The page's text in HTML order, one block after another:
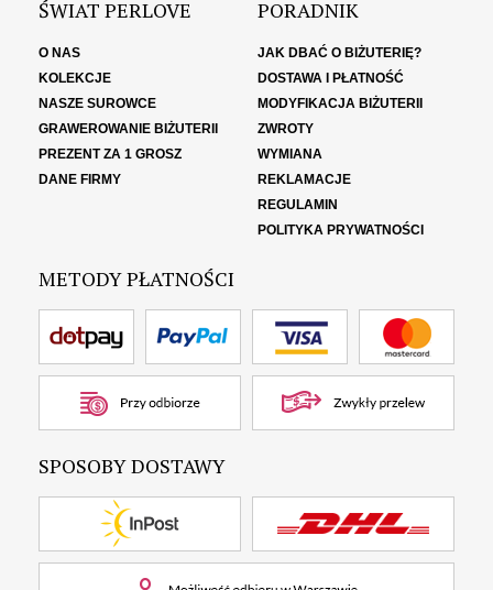
ŚWIAT PERLOVE
O NAS
KOLEKCJE
NASZE SUROWCE
GRAWEROWANIE BIŻUTERII
PREZENT ZA 1 GROSZ
DANE FIRMY
PORADNIK
JAK DBAĆ O BIŻUTERIĘ?
DOSTAWA I PŁATNOŚĆ
MODYFIKACJA BIŻUTERII
ZWROTY
WYMIANA
REKLAMACJE
REGULAMIN
POLITYKA PRYWATNOŚCI
METODY PŁATNOŚCI
SPOSOBY DOSTAWY